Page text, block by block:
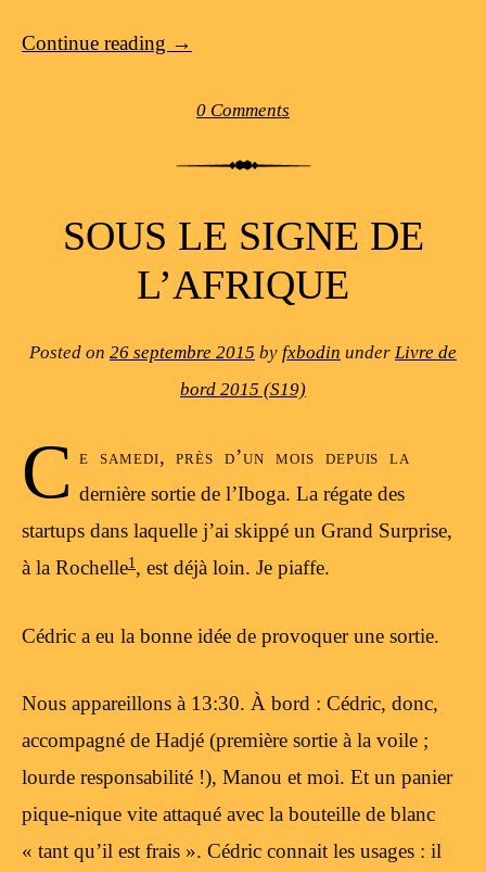
Continue reading →
0 Comments
SOUS LE SIGNE DE
L’AFRIQUE
Posted on 26 septembre 2015 by fxbodin under Livre de
bord 2015 (S19)
C e samedi, près d’un mois depuis la
dernière sortie de l’Iboga. La régate des
startups dans laquelle j’ai skippé un Grand Surprise,
à la Rochelle1, est déjà loin. Je piaffe.
Cédric a eu la bonne idée de provoquer une sortie.
Nous appareillons à 13:30. À bord : Cédric, donc,
accompagné de Hadjé (première sortie à la voile ;
lourde responsabilité !), Manou et moi. Et un panier
pique-nique vite attaqué avec la bouteille de blanc
« tant qu’il est frais ». Cédric connait les usages : il